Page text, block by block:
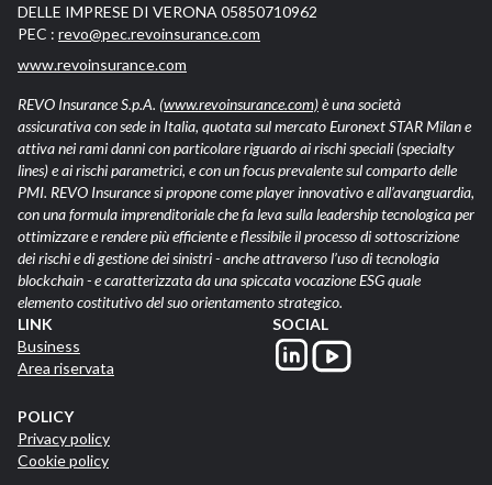
DELLE IMPRESE DI VERONA 05850710962
PEC : revo@pec.revoinsurance.com
www.revoinsurance.com
REVO Insurance S.p.A. (www.revoinsurance.com)è una società
assicurativa con sede in Italia, quotata sul mercato Euronext STAR Milan e
attiva nei rami danni con particolare riguardo ai rischi speciali (specialty
lines) e ai rischi parametrici, e con un focus prevalente sul comparto delle
PMI. REVO Insurance si propone come player innovativo e all’avanguardia,
con una formula imprenditoriale che fa leva sulla leadership tecnologica per
ottimizzare e rendere più efficiente e flessibile il processo di sottoscrizione
dei rischi e di gestione dei sinistri - anche attraverso l’uso di tecnologia
blockchain - e caratterizzata da una spiccata vocazione ESG quale
elemento costitutivo del suo orientamento strategico.
LINK
Business
Area riservata
POLICY
Privacy policy
Cookie policy
SOCIAL